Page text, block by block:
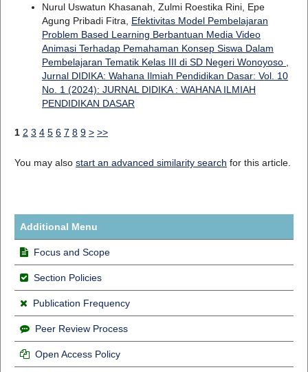
Nurul Uswatun Khasanah, Zulmi Roestika Rini, Epe
Agung Pribadi Fitra, Efektivitas Model Pembelajaran
Problem Based Learning Berbantuan Media Video
Animasi Terhadap Pemahaman Konsep Siswa Dalam
Pembelajaran Tematik Kelas III di SD Negeri Wonoyoso
Jurnal DIDIKA: Wahana Ilmiah Pendidikan Dasar: Vol. 10
No. 1 (2024): JURNAL DIDIKA : WAHANA ILMIAH
PENDIDIKAN DASAR
1 2 3 4 5 6 7 8 9 > >>
You may also start an advanced similarity search for this article.
Additional Menu
Focus and Scope
Section Policies
Publication Frequency
Peer Review Process
Open Access Policy